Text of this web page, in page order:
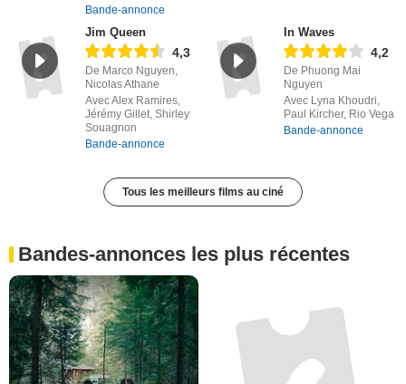
Bande-annonce
Jim Queen
4,3
De Marco Nguyen,
Nicolas Athane
Avec Alex Ramires,
Jérémy Gillet, Shirley
Souagnon
Bande-annonce
In Waves
4,2
De Phuong Mai
Nguyen
Avec Lyna Khoudri,
Paul Kircher, Rio Vega
Bande-annonce
Tous les meilleurs films au ciné
Bandes-annonces les plus récentes